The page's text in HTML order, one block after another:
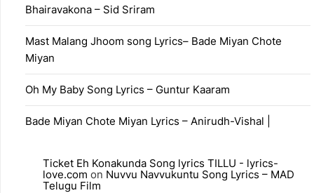
Bhairavakona – Sid Sriram
Mast Malang Jhoom song Lyrics– Bade Miyan Chote
Miyan
Oh My Baby Song Lyrics – Guntur Kaaram
Bade Miyan Chote Miyan Lyrics – Anirudh-Vishal |
Ticket Eh Konakunda Song lyrics TILLU - lyrics-
love.com on Nuvvu Navvukuntu Song Lyrics – MAD
Telugu Film